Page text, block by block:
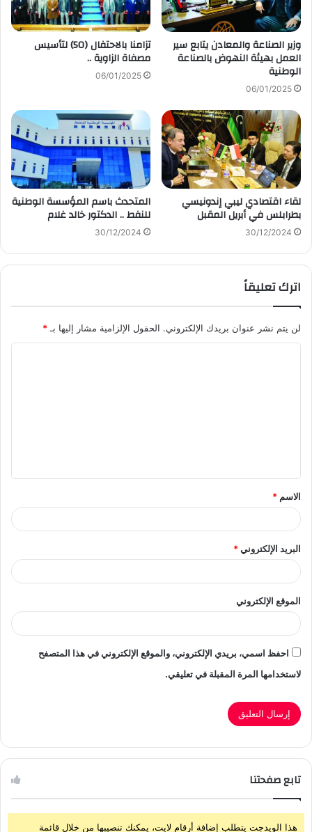
وزير الصناعة والمعادن يتابع سير
العمل بهيئة النهوض بالصناعة
الوطنية
06/01/2025
تزامنا بالاحتفال (50) لتأسيس
مصفاة الزاوية ..
06/01/2025
لقاء اقتصادي ليبي إندونيسي
بطرابلس في أبريل المقبل
30/12/2024
المتحدث باسم المؤسسة الوطنية
للنفط .. الدكتور خالد غلام
30/12/2024
اترك تعليقاً
لن يتم نشر عنوان بريدك الإلكتروني. الحقول الإلزامية مشار إليها بـ *
ق
*
الاسم *
البريد الإلكتروني*
الموقع الإلكتروني
احفظ اسمي، بريدي الإلكتروني، والموقع الإلكتروني في هذا المتصفح
لاستخدامها المرة المقبلة في تعليقي.
تابع صفحتنا
هذا الويدجت يتطلب إضافة أرقام لايت، يمكنك تنصيبها من خلال قائمة